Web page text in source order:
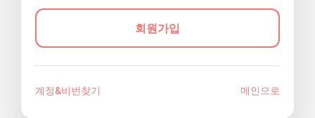
회원가입
계정&비번찾기 메인으로